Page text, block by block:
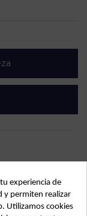
experiencia de
y permiten realizar
Utilizamos cookies